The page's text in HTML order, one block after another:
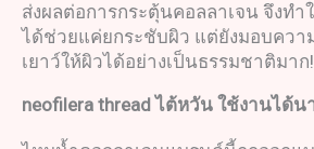
ส่งผลต่อการกระตุ้นคอลลาเจน จึงทำ
ได้ช่วยแค่ยกระชับผิว แต่ยังมอบควา
เยาว์ให้ผิวได้อย่างเป็นธรรมชาติมาก!
neofilera threadไต้หวัน ใช้งานได้น